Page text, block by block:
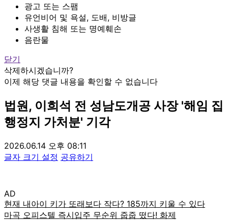
광고 또는 스팸
유언비어 및 욕설, 도배, 비방글
사생활 침해 또는 명예훼손
음란물
닫기
삭제하시겠습니까?
이제 해당 댓글 내용을 확인할 수 없습니다
법원, 이희석 전 성남도개공 사장 '해임 집
행정지 가처분' 기각
2026.06.14 오후 08:11
글자 크기 설정 공유하기
AD